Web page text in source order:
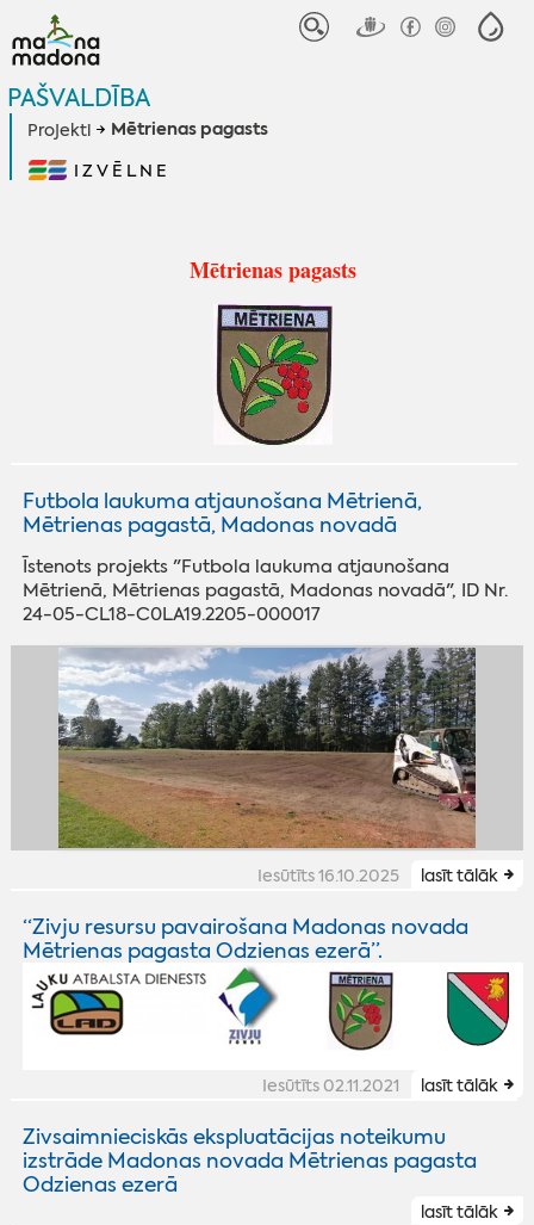
PAŠVALDĪBA
Projekti Mētrienas pagasts
IZVĒLNE
Mētrienas pagasts
Futbola laukuma atjaunošana Mētrienā,
Mētrienas pagastā, Madonas novadā
Īstenots projekts "Futbola laukuma atjaunošana
Mētrienā, Mētrienas pagastā, Madonas novadā", ID Nr.
24-05-CL18-C0LA19.2205-000017
Iesūtīts 16.10.2025 lasīt tālāk
“Zivju resursu pavairošana Madonas novada
Mētrienas pagasta Odzienas ezerā”.
Iesūtīts 02.11.2021 lasīt tālāk
Zivsaimnieciskās ekspluatācijas noteikumu
izstrāde Madonas novada Mētrienas pagasta
Odzienas ezerā
lasīt tālāk